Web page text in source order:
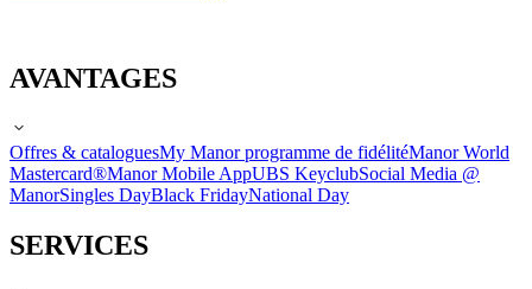
AVANTAGES
Offres & cataloguesMy Manor programme de fidélitéManor World
Mastercard®Manor Mobile AppUBS KeyclubSocial Media @
ManorSingles DayBlack FridayNational Day
SERVICES